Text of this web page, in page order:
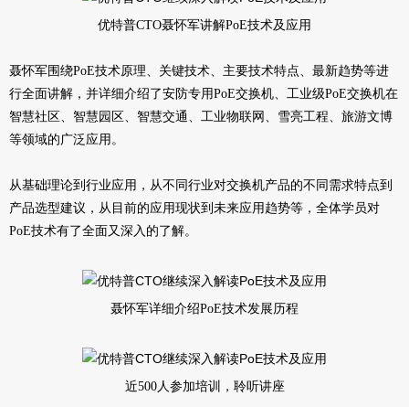
优特普CTO聂怀军讲解PoE技术及应用
聂怀军围绕PoE技术原理、关键技术、主要技术特点、最新趋势等进
行全面讲解，并详细介绍了安防专用PoE交换机、工业级PoE交换机在
智慧社区、智慧园区、智慧交通、工业物联网、雪亮工程、旅游文博
等领域的广泛应用。
从基础理论到行业应用，从不同行业对交换机产品的不同需求特点到
产品选型建议，从目前的应用现状到未来应用趋势等，全体学员对
PoE技术有了全面又深入的了解。
聂怀军详细介绍PoE技术发展历程
近500人参加培训，聆听讲座